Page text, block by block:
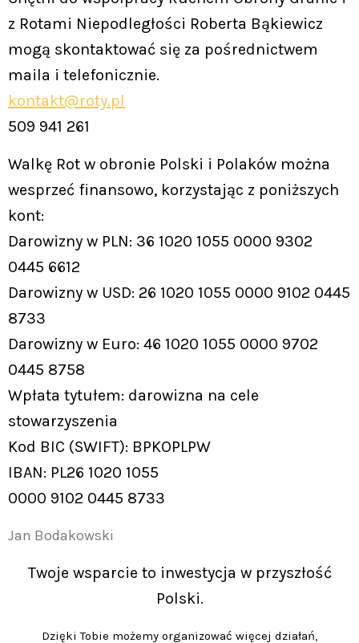
z Rotami Niepodległości Roberta Bąkiewicz
mogą skontaktować się za pośrednictwem
maila i telefonicznie.
kontakt@roty.pl
509 941 261
Walkę Rot w obronie Polski i Polaków można
wesprzeć finansowo, korzystając z poniższych
kont:
Darowizny w PLN: 36 1020 1055 0000 9302
0445 6612
Darowizny w USD: 26 1020 1055 0000 9102 0445
8733
Darowizny w Euro: 46 1020 1055 0000 9702
0445 8758
Wpłata tytułem: darowizna na cele
stowarzyszenia
Kod BIC (SWIFT): BPKOPLPW
IBAN: PL26 1020 1055
0000 9102 0445 8733
Jan Bodakowski
Twoje wsparcie to inwestycja w przyszłość
Polski.
Dzięki Tobie możemy organizować więcej działań,